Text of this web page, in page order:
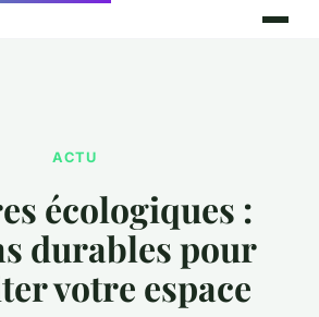
ACTU
écologiques :
durables pour
votre espace